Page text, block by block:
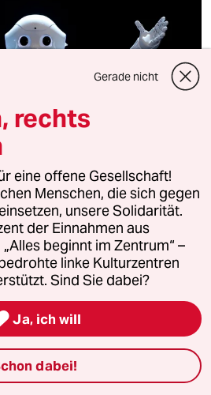
in India
auf dem Subkontinent
die Arbeitsbedingungen
Gerade nicht
rechts
eine offene Gesellschaft!
Menschen, die sich gegen
unsere Solidarität.
der Einnahmen aus
beginnt im Zentrum“ –
linke Kulturzentren
Sind Sie dabei?
Ja, ich will
dabei!